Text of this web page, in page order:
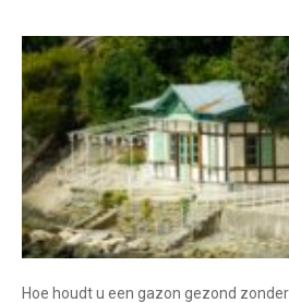
Hoe houdt u een gazon gezond